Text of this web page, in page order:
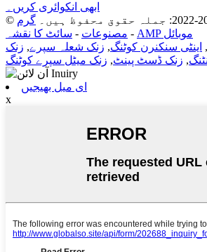
ابھی انکوائری کریں۔
گرم
مصنوعات - سائٹ کا نقشہ -
AMP موبائل
, اینٹی سنکنرن کوٹنگ, زنک شعلہ سپرے, زنک
, زنک ڈسٹ پینٹ, زنک میٹل سپرے کوٹنگ
ای میل بھیجیں
x